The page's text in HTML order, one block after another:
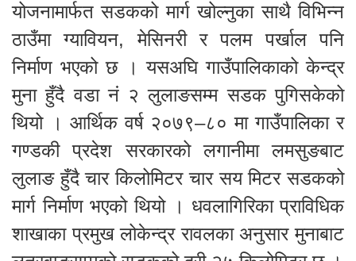
योजनामार्फत सडकको मार्ग खोल्नुका साथै विभिन्न
ठाउँमा ग्यावियन, मेसिनरी र पलम पर्खाल पनि
निर्माण भएको छ । यसअघि गाउँपालिकाको केन्द्र
मुना हुँदै वडा नं २ लुलाङसम्म सडक पुगिसकेको
थियो । आर्थिक वर्ष २०७९–८० मा गाउँपालिका र
गण्डकी प्रदेश सरकारको लगानीमा लमसुङबाट
लुलाङ हुँदै चार किलोमिटर चार सय मिटर सडकको
मार्ग निर्माण भएको थियो । धवलागिरिका प्राविधिक
शाखाका प्रमुख लोकेन्द्र रावलका अनुसार मुनाबाट